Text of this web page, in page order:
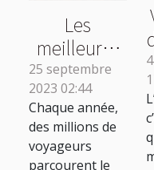
Les
meilleures
destinations
de voyage
en 2022
25 septembre
2023 02:44
Chaque année,
des millions de
voyageurs
parcourent le